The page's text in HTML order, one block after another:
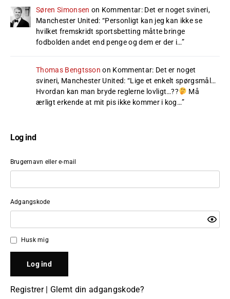
Søren Simonsen on Kommentar: Det er noget svineri,
Manchester United: “Personligt kan jeg kan ikke se
hvilket fremskridt sportsbetting måtte bringe
fodbolden andet end penge og dem er der i…”
Thomas Bengtsson on Kommentar: Det er noget
svineri, Manchester United: “Lige et enkelt spørgsmål…
Hvordan kan man bryde reglerne lovligt…??
Må
ærligt erkende at mit pis ikke kommer i kog…”
Log ind
Brugernavn eller e-mail
Adgangskode
Husk mig
Registrer| Glemt din adgangskode?